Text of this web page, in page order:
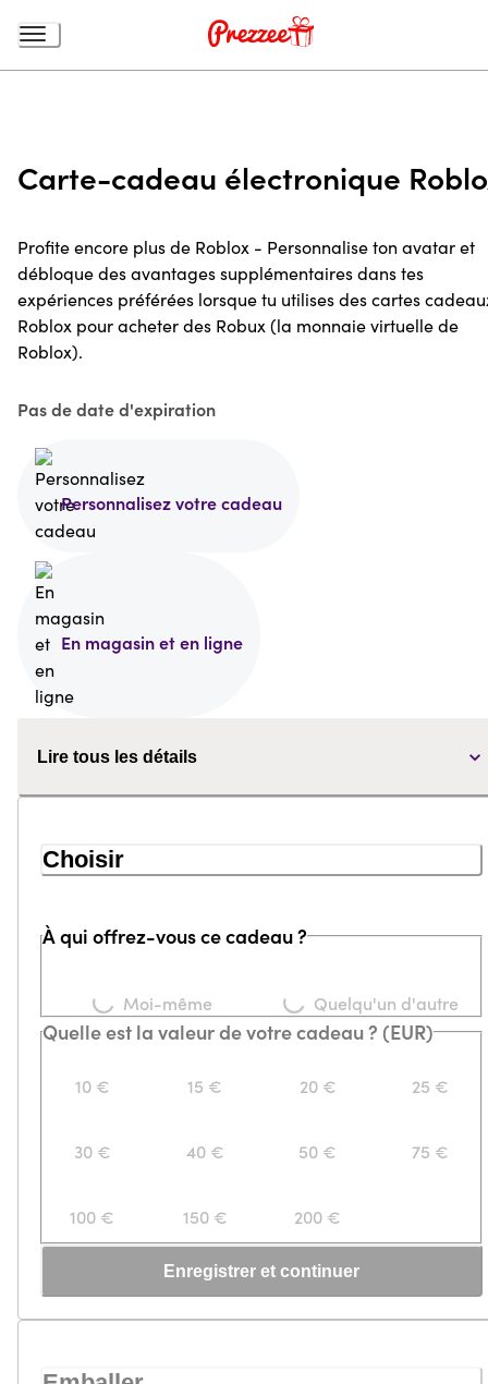
Carte-cadeau électronique
Profite encore plus de Roblox - Personnalise ton avatar et
débloque des avantages supplémentaires dans tes
expériences préférées lorsque tu utilises des cartes
Roblox pour acheter des Robux (la monnaie virtuelle de
Roblox).
Pas de date d'expiration
Personnalisez votre cadeau
En magasin et en ligne
Lire tous les détails
Choisir
À qui offrez-vous ce cadeau ?
Loading... Moi-même Loading... Quelqu'un d'autre
Quelle est la valeur de votre cadeau ? (EUR)
10 € 15 € 20 € 25 €
30 € 40 € 50 € 75 €
100 € 150 € 200 €
Enregistrer et continuer